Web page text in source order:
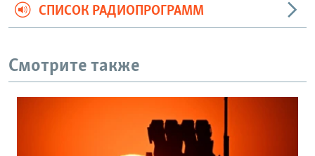
СПИСОК РАДИОПРОГРАММ
Смотрите также